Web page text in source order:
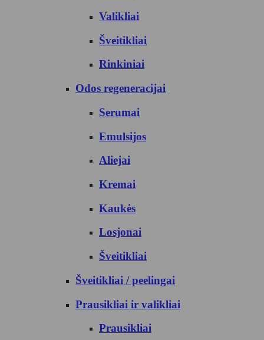
Valikliai
Šveitikliai
Rinkiniai
Odos regeneracijai
Serumai
Emulsijos
Aliejai
Kremai
Kaukės
Losjonai
Šveitikliai
Šveitikliai / peelingai
Prausikliai ir valikliai
Prausikliai